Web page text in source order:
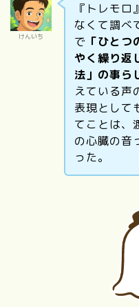
けんいち
『トレモ
なくて調べ
で 「ひと
やく繰り返
法」の事ら
えている声
表現として
てことは、
の心臓の音
った。